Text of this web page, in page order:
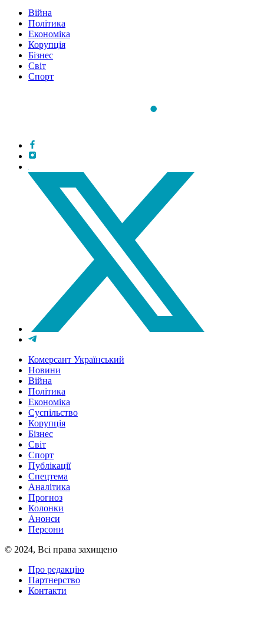
Війна
Політика
Економіка
Корупція
Бізнес
Світ
Спорт
Комерсант Український
Новини
Війна
Політика
Економіка
Суспільство
Корупція
Бізнес
Світ
Спорт
Публікації
Спецтема
Аналітика
Прогноз
Колонки
Анонси
Персони
© 2024, Всі права захищено
Про редакцію
Партнерство
Контакти